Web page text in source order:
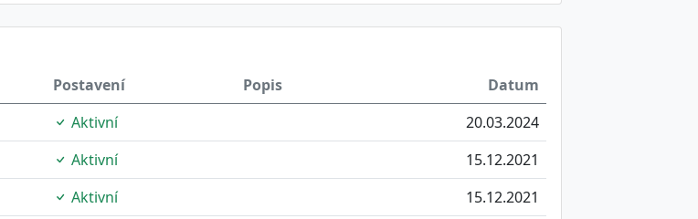
Postavení Popis
Datum
Aktivní
20.03.2024
Aktivní
15.12.2021
Aktivní
15.12.2021